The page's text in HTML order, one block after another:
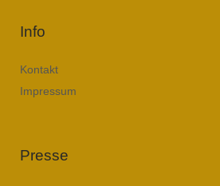
Info
Kontakt
Impressum
Presse